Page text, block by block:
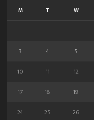
M T W
3
4 5
10
11 12
17
18 19
24
25 26